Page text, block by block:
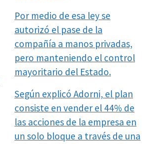
Por medio de esa ley se
autorizó el pase de la
compañía a manos privadas,
pero manteniendo el control
mayoritario del Estado.
Según explicó Adorni, el plan
consiste en vender el 44% de
las acciones de la empresa en
un solo bloque a través de una